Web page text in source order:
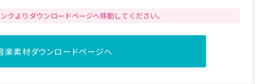
クよりダウンロードページへ移動してください。
楽素材ダウンロードページへ